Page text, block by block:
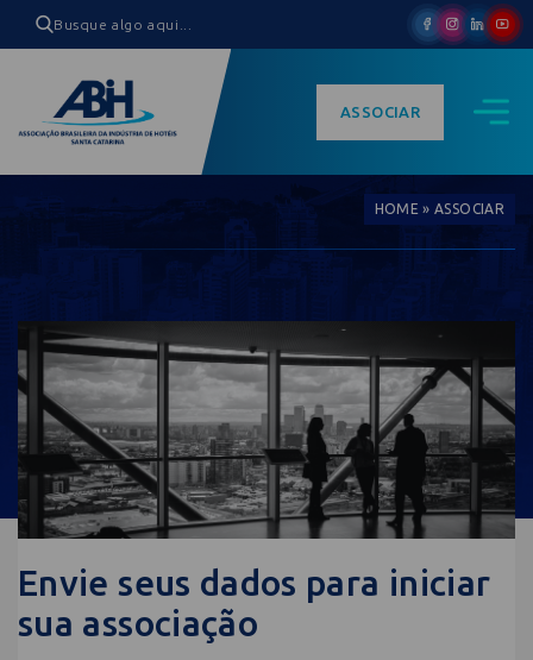
ASSOCIAR
HOME »ASSOCIAR
Envie seus dados para iniciar
sua associação